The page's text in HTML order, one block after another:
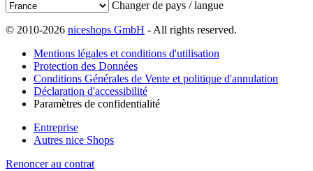
Changer de pays / langue
© 2010-2026 niceshops GmbH - All rights reserved.
Mentions légales et conditions d'utilisation
Protection des Données
Conditions Générales de Vente et politique d'annulation
Déclaration d'accessibilité
Paramètres de confidentialité
Entreprise
Autres nice Shops
Renoncer au contrat